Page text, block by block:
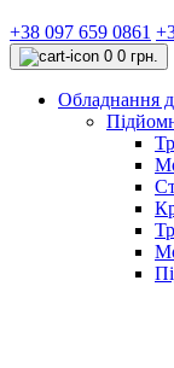
+38 097 659 0861
0 0 грн.
Обладнання